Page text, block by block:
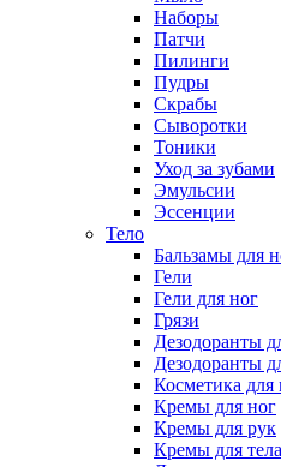
Наборы
Патчи
Пилинги
Пудры
Скрабы
Сыворотки
Тоники
Уход за зубами
Эмульсии
Эссенции
Тело
Бальзамы для
Гели
Гели для ног
Грязи
Дезодоранты
Дезодоранты
Косметика
Кремы для ног
Кремы для рук
Кремы для тела